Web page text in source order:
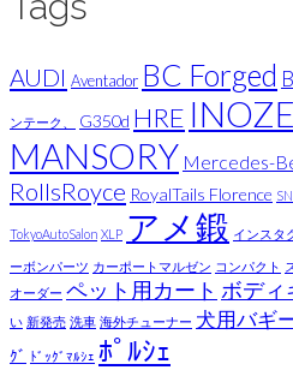
AUDI Aventador BC Forged
ンテーク、 G350d HRE
MANSORY Mercedes-
RollsRoyce RoyalTails Florence
TokyoAutoSalon XLP アメ鍛 インスタ
ーボンパーツ カーポートマルゼン コンパクト
オーダー ペット用カート ボディ
い 新発売 洗車 海外チューナー 犬用バギ
ｸﾞ
ﾄﾞｯｸﾞﾏﾙｼｪ ﾎﾟﾙｼｪ